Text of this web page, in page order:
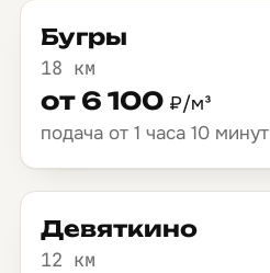
Бугры
18 км
от 6 100 ₽/м³
подача от 1 часа 10 минут
Девяткино
12 км